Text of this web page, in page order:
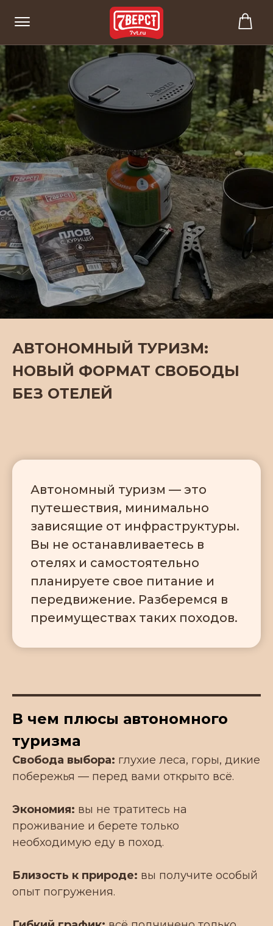
АВТОНОМНЫЙ ТУРИЗМ:
НОВЫЙ ФОРМАТ СВОБОДЫ
БЕЗ ОТЕЛЕЙ
Автономный туризм — это
путешествия, минимально
зависящие от инфраструктуры.
Вы не останавливаетесь в
отелях и самостоятельно
планируете свое питание и
передвижение. Разберемся в
преимуществах таких походов.
В чем плюсы автономного
туризма
Свобода выбора: глухие леса, горы, дикие
побережья — перед вами открыто всё.
Экономия: вы не тратитесь на
проживание и берете только
необходимую еду в поход.
Близость к природе: вы получите особый
опыт погружения.